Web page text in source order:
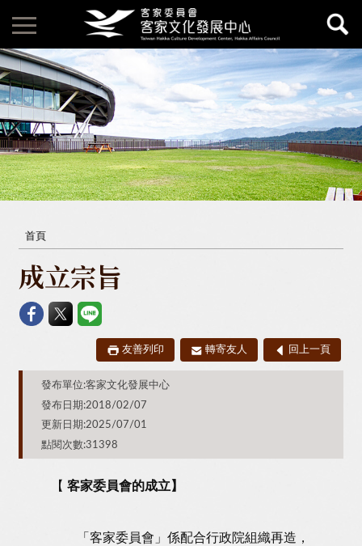
首頁
成立宗旨
友善列印 轉寄友人 回上一頁
發布單位:客家文化發展中心
發布日期:2018/02/07
更新日期:2025/07/01
點閱次數:31398
【客家委員會的成立】
「客家委員會」係配合行政院組織再造，